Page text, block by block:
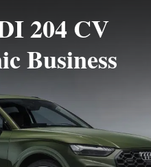
204 CV
Business